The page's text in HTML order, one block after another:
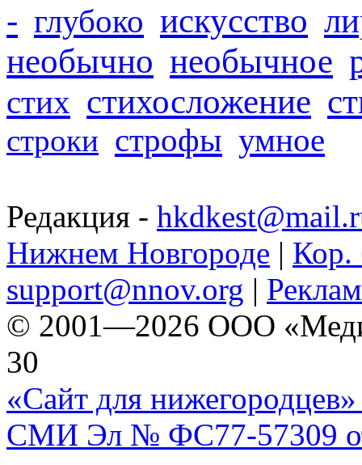
- глубоко искусство
необычно необычное
стих стихосложение
строки строфы умное
Редакция -
Нижнем Новгороде | Кор.
support@nnov.org |
© 2001—2026 ООО
30
«Сайт для нижегородцев»
СМИ Эл № ФС77-57309